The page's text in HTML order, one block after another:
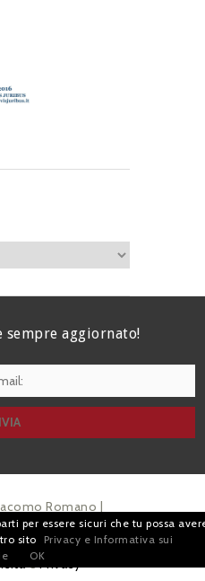
aggiornato!
Romano |
- 00186 Roma | P.I.
ePrivacy
per essere sicuri che tu possa
sito
Privacy e Informativa sui
OK